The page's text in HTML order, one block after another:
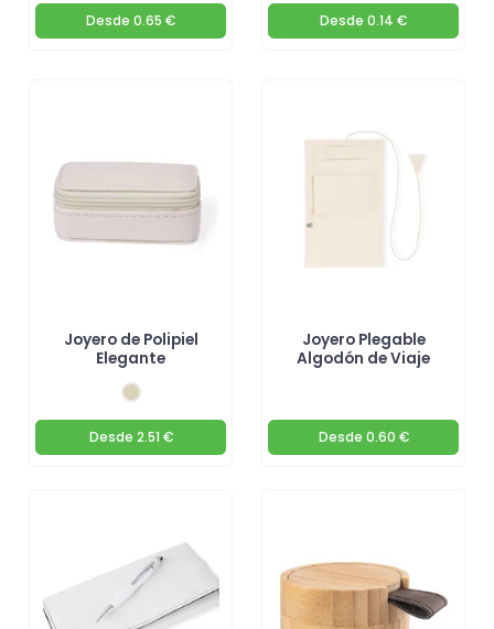
Desde 0.65 € Desde 0.14 €
Joyero de Polipiel
Elegante
Desde 2.51 €
Joyero Plegable
Algodón de Viaje
Desde 0.60 €